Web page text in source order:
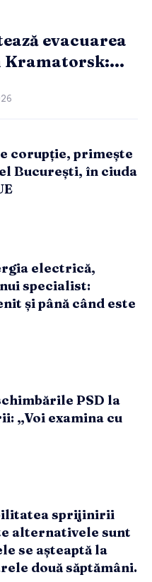
evacuarea
Kramatorsk:...
corupție, primește
București, în ciuda
electrică,
specialist:
și până când este
PSD la
„Voi examina cu
sprijinirii
alternativele sunt
se așteaptă la
două săptămâni.